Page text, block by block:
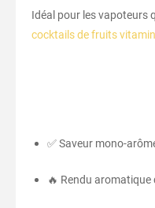
Idéal pour les vapoteurs
cocktails de fruits
✅ Saveur mono-
🔥 Rendu